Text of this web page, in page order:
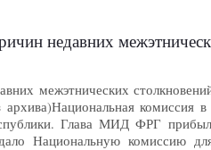
недавних
межэтнических
комиссия в
Глава МИД ФРГ
Национальную комиссию